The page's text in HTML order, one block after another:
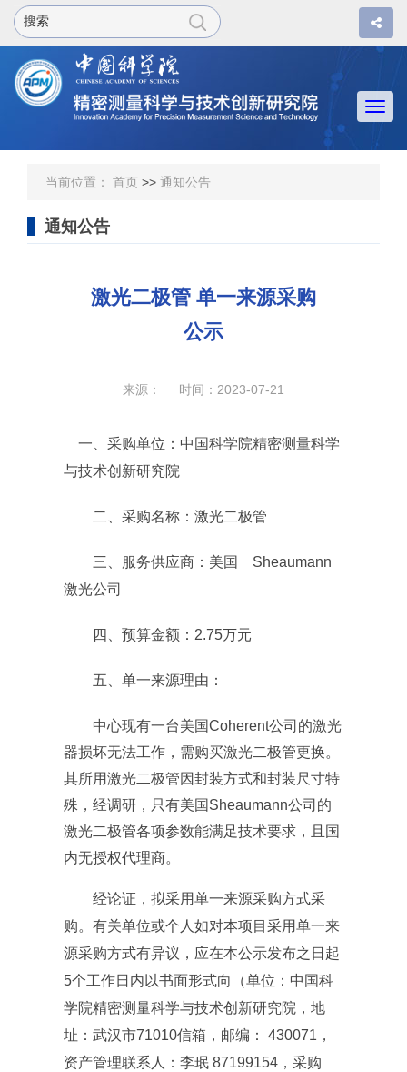
当前位置： 首页 >> 通知公告
通知公告
激光二极管 单一来源采购
公示
来源： 时间：2023-07-21
一、采购单位：中国科学院精密测量科学
与技术创新研究院
二、采购名称：激光二极管
三、服务供应商：美国 Sheaumann
激光公司
四、预算金额： 2.75万元
五、单一来源理由：
中心现有一台美国Coherent公司的激光
器损坏无法工作，需购买激光二极管更换。
其所用激光二极管因封装方式和封装尺寸特
殊，经调研，只有美国 Sheaumann公司的
激光二极管各项参数能满足技术要求，且国
内无授权代理商。
经论证，拟采用单一来源采购方式采
购。有关单位或个人如对本项目采用单一来
源采购方式有异议，应在本公示发布之日起
5个工作日内以书面形式向（单位：中国科
学院精密测量科学与技术创新研究院，地
址：武汉市71010信箱，邮编： 430071 ，
资产管理联系人：李珉 87199154 ，采购